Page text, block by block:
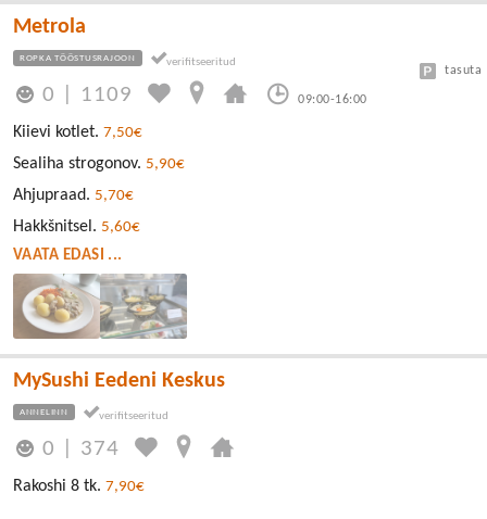
Metrola
ROPKA TÖÖSTUSRAJOON
0 1109 09:00-16:00
tasuta
Kiievi kotlet. 7,50€
Sealiha strogonov. 5,90€
Ahjupraad. 5,70€
Hakkšnitsel. 5,60€
VAATA EDASI ...
MySushi Eedeni Keskus
ANNELINN
0 374
Rakoshi 8 tk. 7,90€